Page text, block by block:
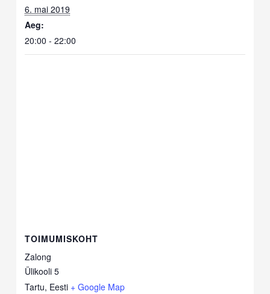
6. mai 2019
Aeg:
20:00 - 22:00
TOIMUMISKOHT
Zalong
Ülikooli 5
Tartu, Eesti + Google Map